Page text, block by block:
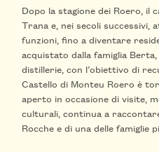
Dopo la stagione dei Roero, il
Trana e, nei secoli
funzioni, fino a diventare
acquistato dalla famiglia
distillerie, con l’obiettivo di
Castello di Monteu Roero è
aperto in occasione di visite,
culturali, continua a
Rocche e di una delle famiglie